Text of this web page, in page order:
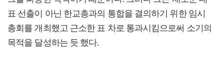
표 선출이 아닌 한교총과의 통합을 결의하기 위한 임시
총회를 개최했고 근소한 표 차로 통과시킴으로써 소기의
목적을 달성하는 듯 했다.